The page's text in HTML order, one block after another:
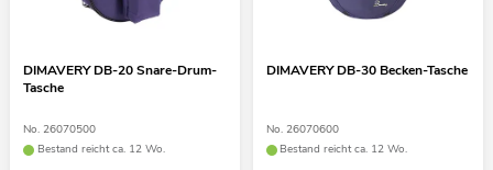
DIMAVERY DB-20 Snare-Drum-
Tasche
No. 26070500
Bestand reicht ca. 12 Wo.
DIMAVERY DB-30 Becken-Tasche
No. 26070600
Bestand reicht ca. 12 Wo.